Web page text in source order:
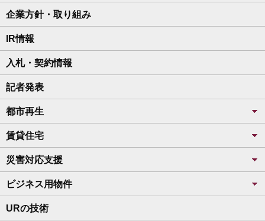
企業方針・取り組み
IR情報
入札・契約情報
記者発表
都市再生
賃貸住宅
災害対応支援
ビジネス用物件
URの技術